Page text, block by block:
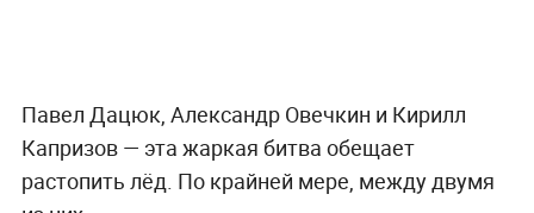
Павел Дацюк, Александр Овечкин и Кирилл
Капризов — эта жаркая битва обещает
растопить лёд. По крайней мере, между двумя